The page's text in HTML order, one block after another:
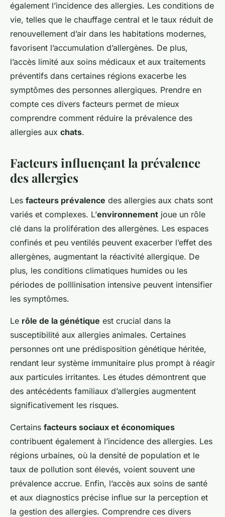
également l’incidence des allergies. Les conditions de
vie, telles que le chauffage central et le taux réduit de
renouvellement d’air dans les habitations modernes,
favorisent l’accumulation d’allergènes. De plus,
l’accès limité aux soins médicaux et aux traitements
préventifs dans certaines régions exacerbe les
symptômes des personnes allergiques. Prendre en
compte ces divers facteurs permet de mieux
comprendre comment réduire la prévalence des
allergies aux chats.
Facteurs influençant la prévalence
des allergies
Les facteurs prévalence des allergies aux chats sont
variés et complexes. L’environnement joue un rôle
clé dans la prolifération des allergènes. Les espaces
confinés et peu ventilés peuvent exacerber l’effet des
allergènes, augmentant la réactivité allergique. De
plus, les conditions climatiques humides ou les
périodes de polllinisation intensive peuvent intensifier
les symptômes.
Le rôle de la génétique est crucial dans la
susceptibilité aux allergies animales. Certaines
personnes ont une prédisposition génétique héritée,
rendant leur système immunitaire plus prompt à réagir
aux particules irritantes. Les études démontrent que
des antécédents familiaux d’allergies augmentent
significativement les risques.
Certains facteurs sociaux et économiques
contribuent également à l’incidence des allergies. Les
régions urbaines, où la densité de population et le
taux de pollution sont élevés, voient souvent une
prévalence accrue. Enfin, l’accès aux soins de santé
et aux diagnostics précise influe sur la perception et
la gestion des allergies. Comprendre ces divers